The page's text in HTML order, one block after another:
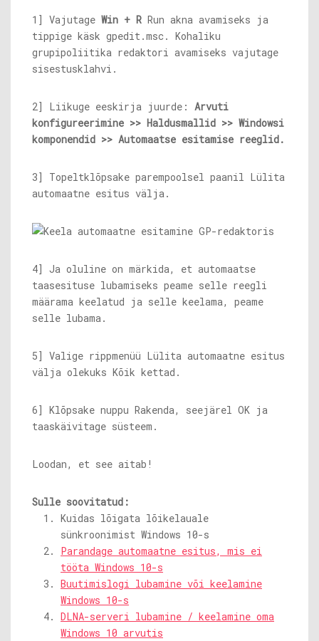
1] Vajutage Win + R Run akna avamiseks ja
tippige käsk gpedit.msc. Kohaliku
grupipoliitika redaktori avamiseks vajutage
sisestusklahvi.
2] Liikuge eeskirja juurde: Arvuti
konfigureerimine >> Haldusmallid >> Windowsi
komponendid >> Automaatse esitamise reeglid.
3] Topeltklõpsake parempoolsel paanil Lülita
automaatne esitus välja.
4] Ja oluline on märkida, et automaatse
taasesituse lubamiseks peame selle reegli
määrama keelatud ja selle keelama, peame
selle lubama.
5] Valige rippmenüü Lülita automaatne esitus
välja olekuks Kõik kettad.
6] Klõpsake nuppu Rakenda, seejärel OK ja
taaskäivitage süsteem.
Loodan, et see aitab!
Sulle soovitatud:
Kuidas lõigata lõikelauale
sünkroonimist Windows 10-s
Parandage automaatne esitus, mis ei
tööta Windows 10-s
Buutimislogi lubamine või keelamine
Windows 10-s
DLNA-serveri lubamine / keelamine oma
Windows 10 arvutis